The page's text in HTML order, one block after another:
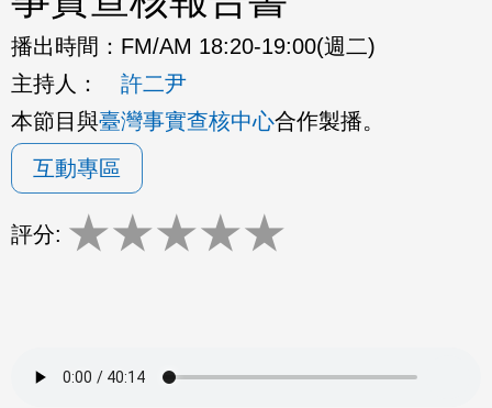
播出時間： FM/AM 18:20-19:00(週二)
主持人：
許二尹
本節目與臺灣事實查核中心合作製播。
互動專區
評分: ★★★★★